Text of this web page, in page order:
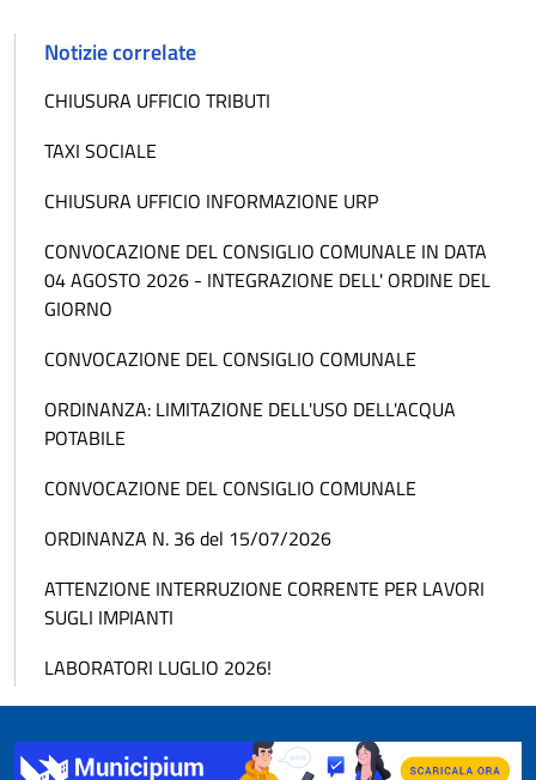
Notizie correlate
CHIUSURA UFFICIO TRIBUTI
TAXI SOCIALE
CHIUSURA UFFICIO INFORMAZIONE URP
CONVOCAZIONE DEL CONSIGLIO COMUNALE IN DATA
04 AGOSTO 2026 - INTEGRAZIONE DELL' ORDINE DEL
GIORNO
CONVOCAZIONE DEL CONSIGLIO COMUNALE
ORDINANZA: LIMITAZIONE DELL'USO DELL'ACQUA
POTABILE
CONVOCAZIONE DEL CONSIGLIO COMUNALE
ORDINANZA N. 36 del 15/07/2026
ATTENZIONE INTERRUZIONE CORRENTE PER LAVORI
SUGLI IMPIANTI
LABORATORI LUGLIO 2026!